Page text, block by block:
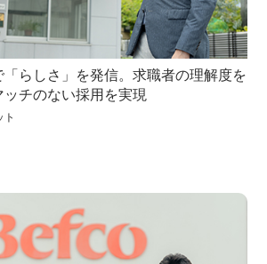
らしさ」を発信。求職者の理解度を
チのない採用を実現
ト